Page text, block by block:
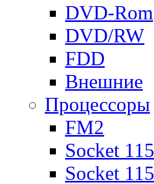
DVD-Rom
DVD/RW
FDD
Внешние
Процессоры
FM2
Socket
Socket